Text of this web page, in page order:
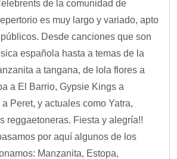
de la comunidad de
es muy largo y variado, apto
Desde canciones que son
española hasta a temas de la
a tangana, de lola flores a
a El Barrio, Gypsie Kings a
Peret, y actuales como Yatra,
reggaetoneras. Fiesta y alegría!!
por aquí algunos de los
Manzanita, Estopa,